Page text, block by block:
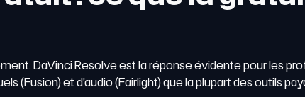
DaVinci Resolve est la réponse évidente pour les
(Fusion) et d'audio (Fairlight) que la plupart des outils